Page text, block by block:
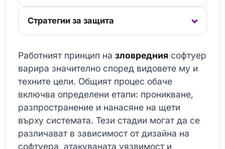
Стратегии за защита
Работният принцип на зловредния софтуер
варира значително според видовете му и
техните цели. Общият процес обаче
включва определени етапи: проникване,
разпространение и нанасяне на щети
върху системата. Тези стадии могат да се
различават в зависимост от дизайна на
софтуера, атакуваната уязвимост и